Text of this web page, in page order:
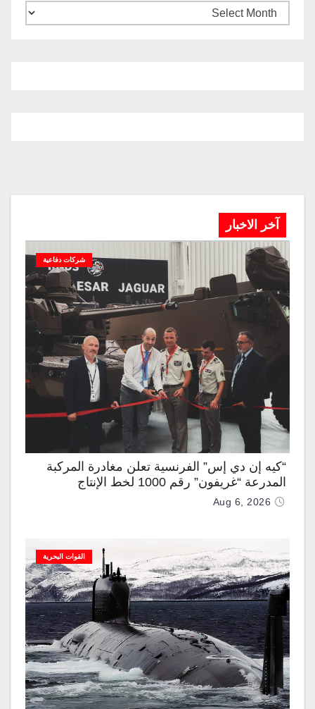
آخر الاخبار
شركات دفاعية
“كيه إن دي إس” الفرنسية تعلن مغادرة المركبة
المدرعة “غريفون” رقم 1000 لخط الإنتاج
Aug 6, 2026
القوات البحرية